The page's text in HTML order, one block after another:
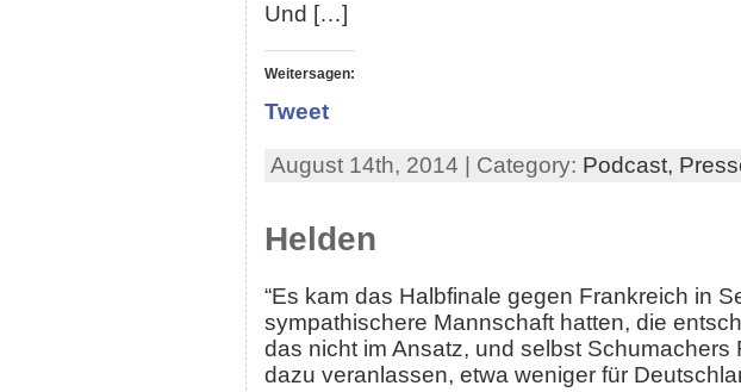
Und […]
Weitersagen:
Tweet
August 14th, 2014 | Category: Podcast,
Helden
“Es kam das Halbfinale gegen Frankreich in
sympathischere Mannschaft hatten, die
das nicht im Ansatz, und selbst
dazu veranlassen, etwa weniger für